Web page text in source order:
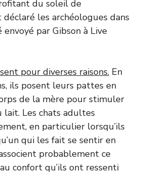
du soleil de
déclaré les archéologues dans
par Gibson à Live
pour diverses raisons. En
ils posent leurs pattes en
de la mère pour stimuler
lait. Les chats adultes
en particulier lorsqu’ils
qui les fait se sentir en
probablement ce
confort qu’ils ont ressenti